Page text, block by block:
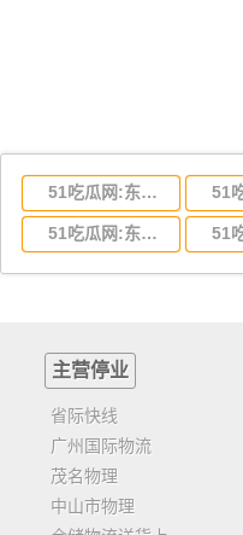
51吃瓜网:东莞到湖北省物流专线,东莞到湖北省物流公司
51吃瓜网:东莞到云南省物流运输,东莞到云南省物流公司
主营停业
省际快线
广州国际物流
茂名物理
中山市物理